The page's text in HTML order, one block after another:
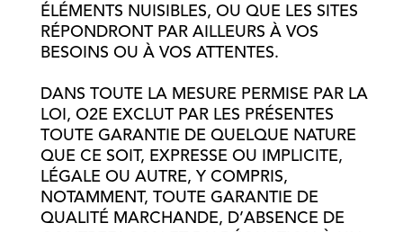
ÉLÉMENTS NUISIBLES, OU QUE LES SITES
RÉPONDRONT PAR AILLEURS À VOS
BESOINS OU À VOS ATTENTES.
DANS TOUTE LA MESURE PERMISE PAR LA
LOI, O2E EXCLUT PAR LES PRÉSENTES
TOUTE GARANTIE DE QUELQUE NATURE
QUE CE SOIT, EXPRESSE OU IMPLICITE,
LÉGALE OU AUTRE, Y COMPRIS,
NOTAMMENT, TOUTE GARANTIE DE
QUALITÉ MARCHANDE, D’ABSENCE DE